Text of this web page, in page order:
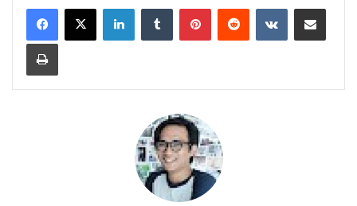
LinkedInTumblr PinterestReddit VKontakteShare via Email
Print